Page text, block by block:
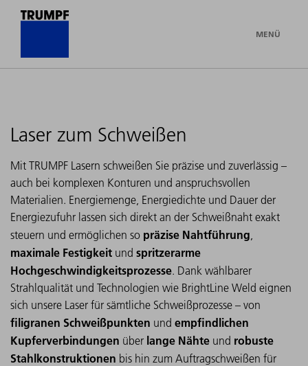
MENÜ
Laser zum Schweißen
Mit TRUMPF Lasern schweißen Sie präzise und zuverlässig –
auch bei komplexen Konturen und anspruchsvollen
Materialien. Energiemenge, Energiedichte und Dauer der
Energiezufuhr lassen sich direkt an der Schweißnaht exakt
steuern und ermöglichen so präzise Nahtführung,
maximale Festigkeit und spritzerarme
Hochgeschwindigkeitsprozesse. Dank wählbarer
Strahlqualität und Technologien wie BrightLine Weld eignen
sich unsere Laser für sämtliche Schweißprozesse – von
filigranen Schweißpunkten und empfindlichen
Kupferverbindungen über lange Nähte und robuste
Stahlkonstruktionen bis hin zum Auftragschweißen für